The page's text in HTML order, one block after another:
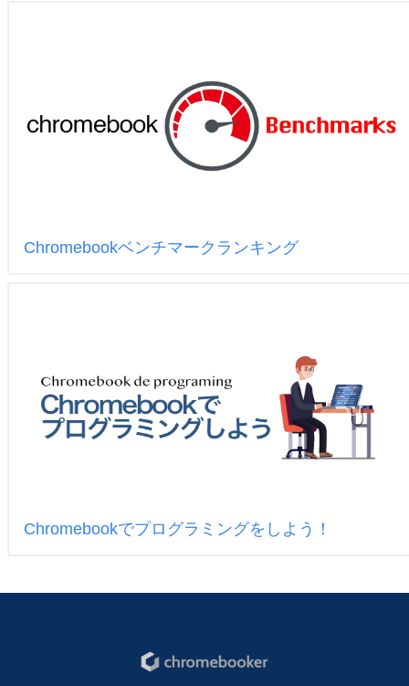
Chromebookベンチマークランキング
Chromebookでプログラミングをしよう！